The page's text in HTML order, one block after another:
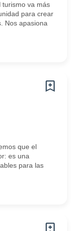
turismo va más
para crear
Nos apasiona
que el
es una
para las